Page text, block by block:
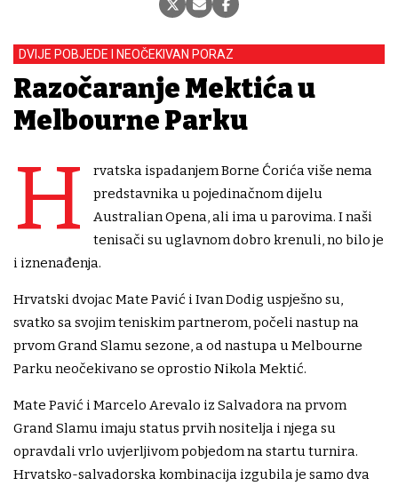
DVIJE POBJEDE I NEOČEKIVAN PORAZ
Razočaranje Mektića u
Melbourne Parku
H
rvatska ispadanjem Borne Ćorića više nema
predstavnika u pojedinačnom dijelu
Australian Opena, ali ima u parovima. I naši
tenisači su uglavnom dobro krenuli, no bilo je
i iznenađenja.
Hrvatski dvojac Mate Pavić i Ivan Dodig uspješno su,
svatko sa svojim teniskim partnerom, počeli nastup na
prvom Grand Slamu sezone, a od nastupa u Melbourne
Parku neočekivano se oprostio Nikola Mektić.
Mate Pavić i Marcelo Arevalo iz Salvadora na prvom
Grand Slamu imaju status prvih nositelja i njega su
opravdali vrlo uvjerljivom pobjedom na startu turnira.
Hrvatsko-salvadorska kombinacija izgubila je samo dva